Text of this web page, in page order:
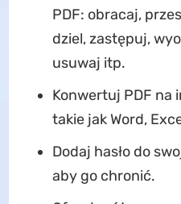
PDF: obracaj,
dziel, zastępuj,
usuwaj itp.
Konwertuj PDF na
takie jak Word,
Dodaj hasło do
aby go chronić.